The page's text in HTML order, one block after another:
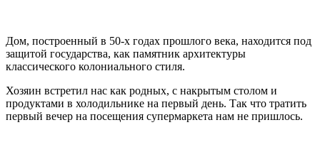
Дом, построенный в 50-х годах прошлого века, находится под
защитой государства, как памятник архитектуры
классического колониального стиля.
Хозяин встретил нас как родных, с накрытым столом и
продуктами в холодильнике на первый день. Так что тратить
первый вечер на посещения супермаркета нам не пришлось.